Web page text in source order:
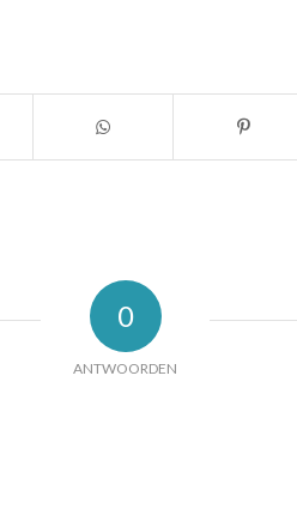
0
ANTWOORDEN